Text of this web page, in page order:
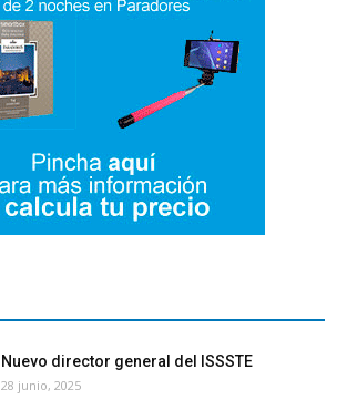
Nuevo director general del ISSSTE
28 junio, 2025